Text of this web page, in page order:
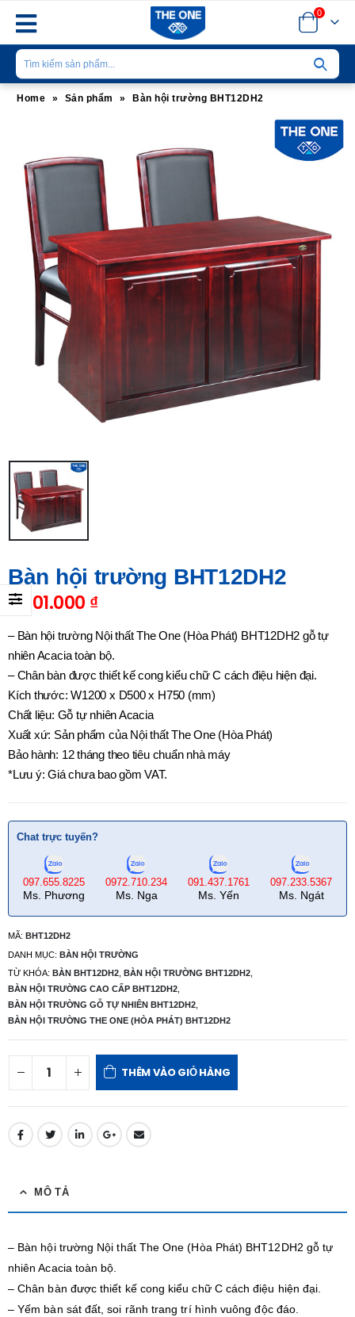
0
Home » Sản phẩm » Bàn hội trường BHT12DH2
Bàn hội trường BHT12DH2
2.701.000 ₫
– Bàn hội trường Nội thất The One (Hòa Phát) BHT12DH2 gỗ tự
nhiên Acacia toàn bộ.
– Chân bàn được thiết kế cong kiểu chữ C cách điệu hiện đại.
Kích thước: W1200 x D500 x H750 (mm)
Chất liệu: Gỗ tự nhiên Acacia
Xuất xứ: Sản phẩm của Nội thất The One (Hòa Phát)
Bảo hành: 12 tháng theo tiêu chuẩn nhà máy
*Lưu ý: Giá chưa bao gồm VAT.
Chat trực tuyến?
097.655.8225
Ms. Phương
0972.710.234
Ms. Nga
091.437.1761
Ms. Yến
097.233.5367
Ms. Ngát
MÃ: BHT12DH2
DANH MỤC: BÀN HỘI TRƯỜNG
TỪ KHÓA: BÀN BHT12DH2 BÀN HỘI TRƯỜNG BHT12DH2
BÀN HỘI TRƯỜNG CAO CẤP BHT12DH2
BÀN HỘI TRƯỜNG GỖ TỰ NHIÊN BHT12DH2
BÀN HỘI TRƯỜNG THE ONE (HÒA PHÁT) BHT12DH2
THÊM VÀO GIỎ HÀNG
MÔ TẢ
– Bàn hội trường Nội thất The One (Hòa Phát) BHT12DH2 gỗ tự
nhiên Acacia toàn bộ.
– Chân bàn được thiết kế cong kiểu chữ C cách điệu hiện đại.
– Yếm bàn sát đất, soi rãnh trang trí hình vuông độc đáo.